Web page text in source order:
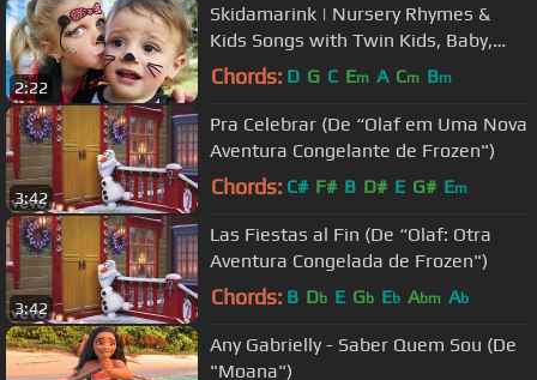
2:22
Skidamarink | Nursery Rhymes &
Kids Songs with Twin Kids, Baby,
Daddy, Mommy
Chords: D G C Em A Cm Bm
3:42
Pra Celebrar (De “Olaf em Uma Nova
Aventura Congelante de Frozen")
Chords: C# F# B D# E G# Em
3:42
Las Fiestas al Fin (De “Olaf: Otra
Aventura Congelada de Frozen")
Chords: B Db E Gb Eb Abm Ab
Any Gabrielly - Saber Quem Sou (De
"Moana")